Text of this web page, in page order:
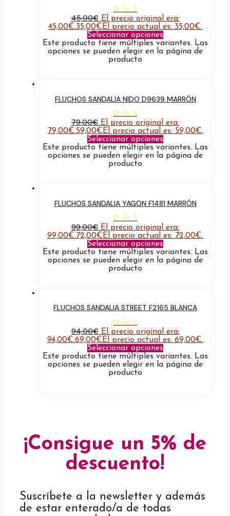
0 de 5
45,00€ El precio original era:
45,00€.35,00€ El precio actual es: 35,00€.
Seleccionar opciones
Este producto tiene múltiples variantes. Las
opciones se pueden elegir en la página de
producto
FLUCHOS SANDALIA NIDO D9639 MARRÓN
0 de 5
79,00€ El precio original era:
79,00€.59,00€El precio actual es: 59,00€.
Seleccionar opciones
Este producto tiene múltiples variantes. Las
opciones se pueden elegir en la página de
producto
FLUCHOS SANDALIA YAGON F1481 MARRÓN
0 de 5
99,00€ El precio original era:
99,00€.72,00€ El precio actual es: 72,00€.
Seleccionar opciones
Este producto tiene múltiples variantes. Las
opciones se pueden elegir en la página de
producto
FLUCHOS SANDALIA STREET F2165 BLANCA
0 de 5
94,00€ El precio original era:
94,00€.69,00€ El precio actual es: 69,00€.
Seleccionar opciones
Este producto tiene múltiples variantes. Las
opciones se pueden elegir en la página de
producto
¡Consigue un 5% de
descuento!
Suscríbete a la newsletter y además
de estar enterado/a de todas